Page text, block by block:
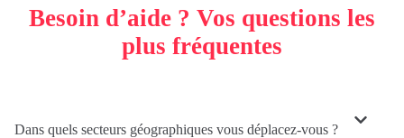
Besoin d’aide ? Vos questions les
plus fréquentes
Dans quels secteurs géographiques vous déplacez-vous ?